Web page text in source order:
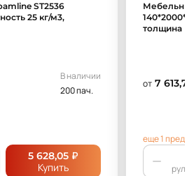
ST2536
25 кг/м3,
В наличии
200 пач.
5 628,05 ₽
Купить
толщина
от 7
еще 1